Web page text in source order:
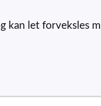
kan let forveksles